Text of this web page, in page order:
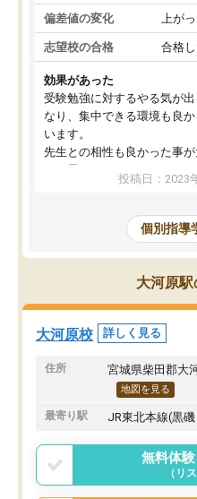
偏差値の変化 上が
志望校の合格 合格
効果があった
受験勉強に対するやる気が出
なり、集中できる環境も良
います。
先生との相性も良かった事が
たと思います。
投稿日：2023
個別指導
大河原
大河原校 詳しく見る
住所 宮城県柴田郡大
地図を見る
最寄り駅 JR東北本線(黒
無料体
（リ